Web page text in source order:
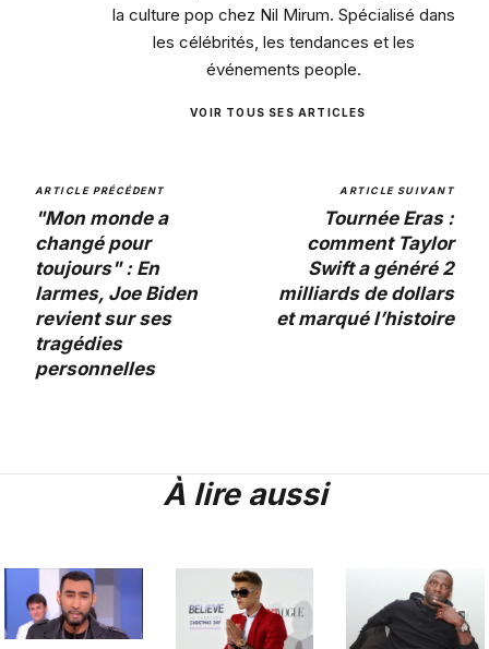
la culture pop chez Nil Mirum. Spécialisé dans
les célébrités, les tendances et les
événements people.
VOIR TOUS SES ARTICLES
ARTICLE PRÉCÉDENT
"Mon monde a
changé pour
toujours" : En
larmes, Joe Biden
revient sur ses
tragédies
personnelles
ARTICLE SUIVANT
Tournée Eras :
comment Taylor
Swift a généré 2
milliards de dollars
et marqué l’histoire
À lire aussi